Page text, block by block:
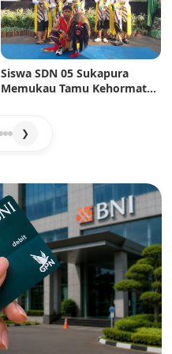
Siswa SDN 05 Sukapura
Memukau Tamu Kehormatan
❯